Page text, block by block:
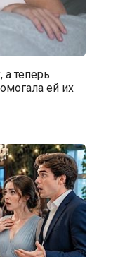
теперь
ей их